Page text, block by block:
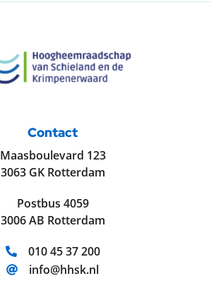
Contact
Maasboulevard 123
3063 GK Rotterdam
Postbus 4059
3006 AB Rotterdam
Telefoonnummer:
010 45 37 200
E-mailadres:
info@hhsk.nl